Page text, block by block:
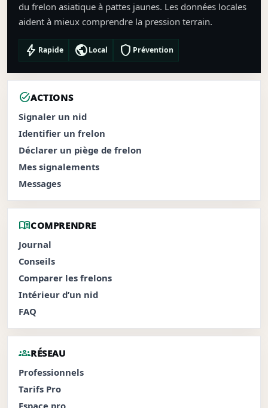
du frelon asiatique à pattes jaunes. Les données locales
aident à mieux comprendre la pression terrain.
bolt Rapide publicLocal shield Prévention
task_altACTIONS
Signaler un nid
Identifier un frelon
Déclarer un piège de frelon
Mes signalements
Messages
menu_bookCOMPRENDRE
Journal
Conseils
Comparer les frelons
Intérieur d’un nid
FAQ
groupsRÉSEAU
Professionnels
Tarifs Pro
Espace pro